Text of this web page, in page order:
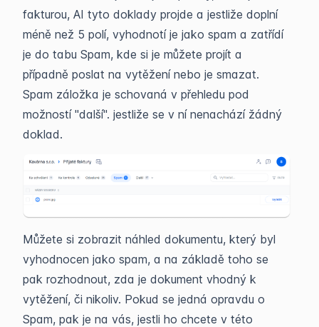
fakturou, AI tyto doklady projde a jestliže doplní
méně než 5 polí, vyhodnotí je jako spam a zatřídí
je do tabu Spam, kde si je můžete projít a
případně poslat na vytěžení nebo je smazat.
Spam záložka je schovaná v přehledu pod
možností "další". jestliže se v ní nenachází žádný
doklad.
Můžete si zobrazit náhled dokumentu, který byl
vyhodnocen jako spam, a na základě toho se
pak rozhodnout, zda je dokument vhodný k
vytěžení, či nikoliv. Pokud se jedná opravdu o
Spam, pak je na vás, jestli ho chcete v této